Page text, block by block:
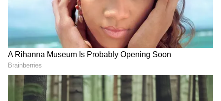
என்று நாங்க சொல்றோம்!
ஏசியாநெட் தமிழ்-ஐ உங்கள் முதன்மைத்
தேர்வாக்குங்கள்